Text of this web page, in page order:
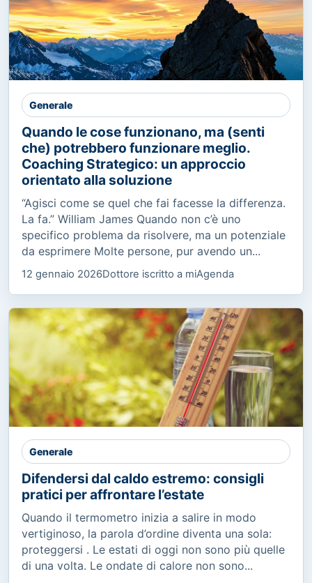
Generale
Quando le cose funzionano, ma (senti
che) potrebbero funzionare meglio.
Coaching Strategico: un approccio
orientato alla soluzione
“Agisci come se quel che fai facesse la differenza.
La fa.” William James Quando non c’è uno
specifico problema da risolvere, ma un potenziale
da esprimere Molte persone, pur avendo un...
12 gennaio 2026Dottore iscritto a miAgenda
Generale
Difendersi dal caldo estremo: consigli
pratici per affrontare l’estate
Quando il termometro inizia a salire in modo
vertiginoso, la parola d’ordine diventa una sola:
proteggersi . Le estati di oggi non sono più quelle
di una volta. Le ondate di calore non sono...